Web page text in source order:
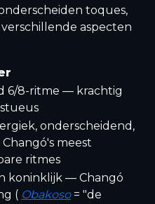
toques,
aspecten
6/8-ritme — krachtig
onderscheidend,
meest
ritmes
koninklijk — Changó
( Obakoso= "de